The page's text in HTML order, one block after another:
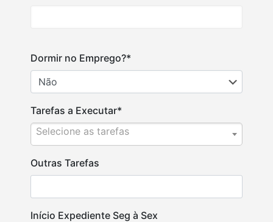
Dormir no Emprego?*
Tarefas a Executar*
Selecione as tarefas
Outras Tarefas
Início Expediente Seg à Sex